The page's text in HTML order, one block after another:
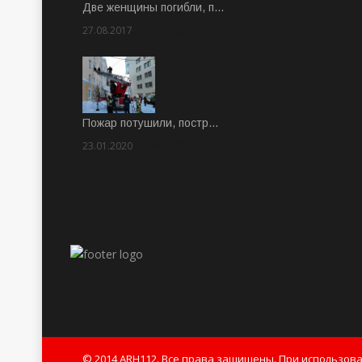
Две женщины погибли, п…
27.08.2017
Пожар потушили, постр…
23.01.2020
© 2014 ARH112. Все права защищены. При